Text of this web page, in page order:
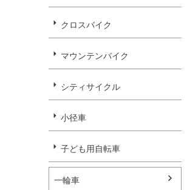
クロスバイク
マウンテンバイク
シティサイクル
小径車
子ども用自転車
一輪車